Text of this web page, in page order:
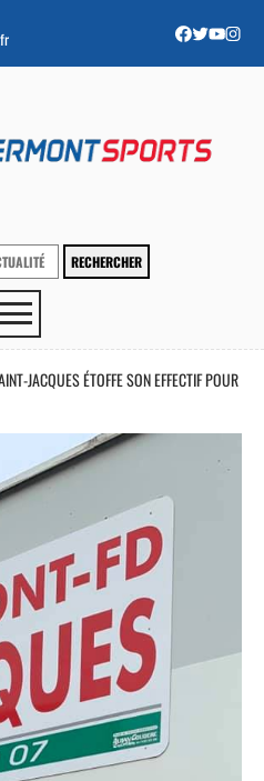
JACQUES ÉTOFFE SON EFFECTIF POUR